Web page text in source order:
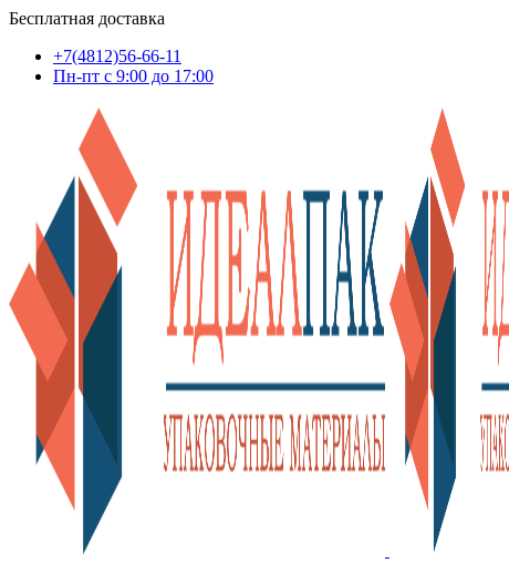
Бесплатная доставка
+7(4812)56-66-11
Пн-пт c 9:00 до 17:00